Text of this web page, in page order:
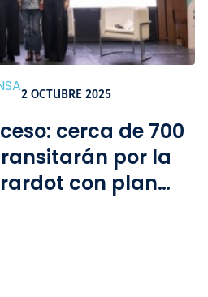
2 OCTUBRE 2025
cerca de 700
por la
con plan